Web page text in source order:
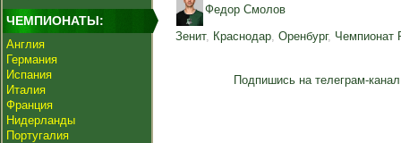
ЧЕМПИОНАТЫ:
Англия
Германия
Испания
Италия
Франция
Нидерланды
Португалия
Федор Смолов
Зенит, Краснодар, Оренбург, Чемпионат
Подпишись на телеграм-